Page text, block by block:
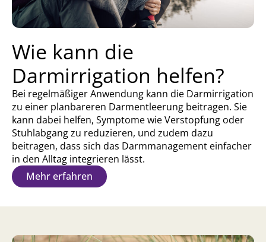
Wie kann die
Darmirrigation helfen?
Bei regelmäßiger Anwendung kann die Darmirrigation
zu einer planbareren Darmentleerung beitragen. Sie
kann dabei helfen, Symptome wie Verstopfung oder
Stuhlabgang zu reduzieren, und zudem dazu
beitragen, dass sich das Darmmanagement einfacher
in den Alltag integrieren lässt.
Mehr erfahren